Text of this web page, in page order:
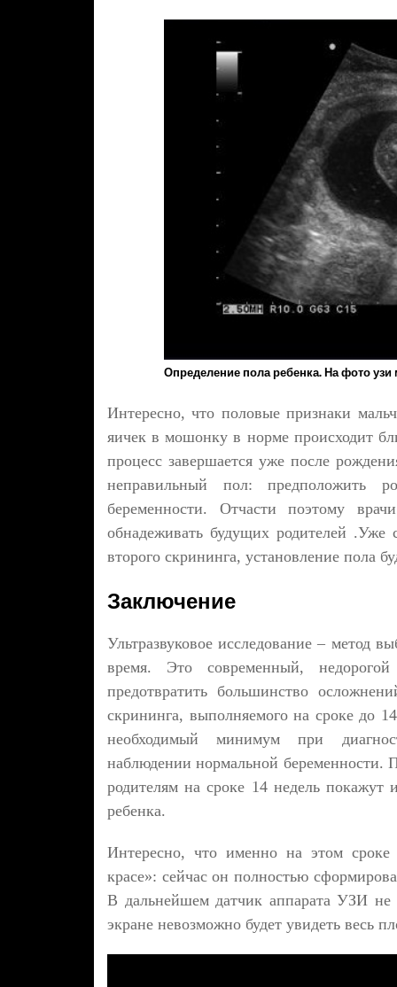
Определение пола ребенка. На фото узи
Интересно, что половые признаки
яичек в мошонку в норме происходит
процесс завершается уже после
неправильный пол: предположить
беременности. Отчасти поэтому
обнадеживать будущих родителей .Уже
второго скрининга, установление пола
Заключение
Ультразвуковое исследование – метод
время. Это современный,
предотвратить большинство
скрининга, выполняемого на сроке до
необходимый минимум при
наблюдении нормальной беременности.
родителям на сроке 14 недель
ребенка.
Интересно, что именно на этом сроке
красе»: сейчас он полностью
В дальнейшем датчик аппарата УЗИ не
экране невозможно будет увидеть весь